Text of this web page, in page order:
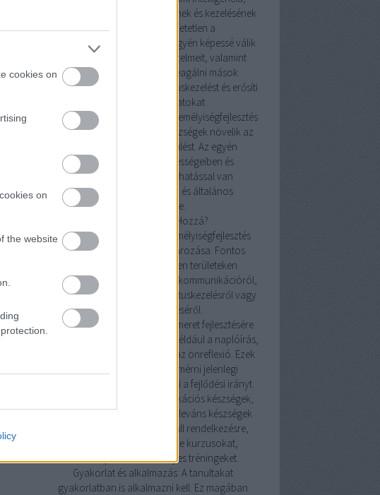
cookies on
on
the website
vagyis az érzelmek megértésének és kezelésének
képessége, elengedhetetlen a
személyiségfejlesztésben. Az egyén képessé válik
felismerni és kezelni saját érzelmeit, valamint
megérteni és adekvátan reagálni mások
érzelmeire. Ez javítja a konfliktuskezelést és erősíti
az emberi kapcsolatokat.
Önbizalom és önbecsülés: A személyiségfejlesztés
által nyújtott önismeret és készségek növelik az
önbizalmat és az önbecsülést. Az egyén
magabiztosabb lesz képességeiben és
döntéseiben, ami pozitív hatással van
mindennapi interakcióira és általános
életminőségére.
Hogyan Kezdjünk Hozzá?
Célok meghatározása: A személyiségfejlesztés
első lépése a célok meghatározása. Fontos
tisztában lenni azzal, milyen területeken
szeretnénk javulni, legyen szó kommunikációról,
érzelmi intelligenciáról, konfliktuskezelésről vagy
önbizalom növeléséről.
Önismereti technikák: Az önismeret fejlesztésére
számos technika létezik, mint például a naplóírás,
a visszajelzések kérése, vagy az önreflexió. Ezek
a módszerek segítenek felmérni jelenlegi
állapotunkat és meghatározni a fejlődési irányt.
Készségfejlesztés: A kommunikációs készségek,
érzelmi intelligencia és más releváns készségek
fejlesztésére számos forrás áll rendelkezésre,
beleértve könyveket, online kurzusokat,
workshopokat és személyes tréningeket.
Gyakorlat és alkalmazás: A tanultakat
gyakorlatban is alkalmazni kell. Ez magában